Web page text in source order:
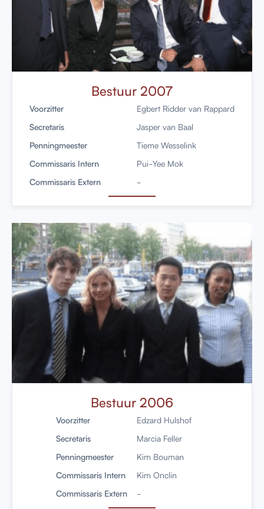
Bestuur 2007
Voorzitter
Egbert Ridder van Rappard
Secretaris
Jasper van Baal
Penningmeester
Tieme Wesselink
Commissaris Intern
Pui-Yee Mok
Commissaris Extern
-
Bestuur 2006
Voorzitter
Edzard Hulshof
Secretaris
Marcia Feller
Penningmeester
Kim Bouman
Commissaris Intern
Kim Onclin
Commissaris Extern
-